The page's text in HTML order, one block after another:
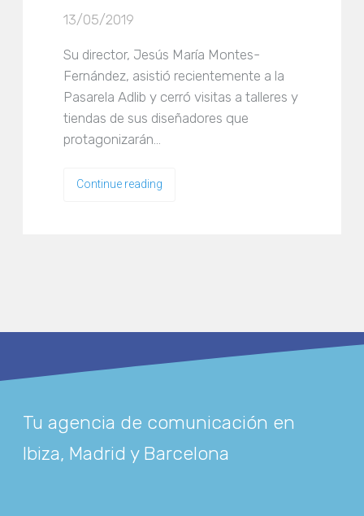
13/05/2019
Su director, Jesús María Montes-
Fernández, asistió recientemente a la
Pasarela Adlib y cerró visitas a talleres y
tiendas de sus diseñadores que
protagonizarán…
Continue reading
Tu agencia de comunicación en
Ibiza, Madrid y Barcelona